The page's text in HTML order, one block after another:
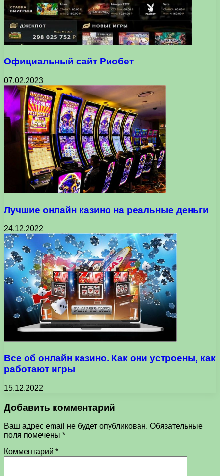
Официальный сайт Риобет
07.02.2023
Лучшие онлайн казино на реальные деньги
24.12.2022
Все об онлайн казино. Как они устроены, как
работают игры
15.12.2022
Добавить комментарий
Ваш адрес email не будет опубликован. Обязательные
поля помечены *
Комментарий *